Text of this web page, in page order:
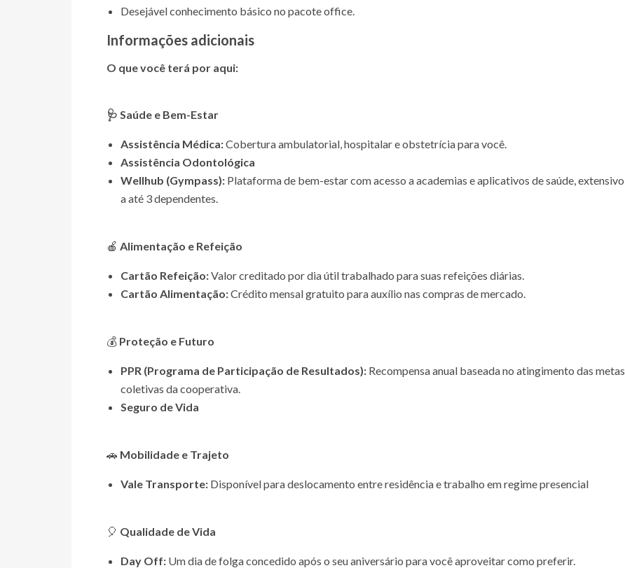
Desejável conhecimento básico no pacote office.
Informações adicionais
O que você terá por aqui:
🩺 Saúde e Bem-Estar
Assistência Médica:Cobertura ambulatorial, hospitalar e obstetrícia para você.
Assistência Odontológica
Wellhub (Gympass): Plataforma de bem-estar com acesso a academias e aplicativos de saúde, extensivo
a até 3 dependentes.
🍎 Alimentação e Refeição
Cartão Refeição:Valor creditado por dia útil trabalhado para suas refeições diárias.
Cartão Alimentação:Crédito mensal gratuito para auxílio nas compras de mercado.
💰 Proteção e Futuro
PPR (Programa de Participação de Resultados): Recompensa anual baseada no atingimento das metas
coletivas da cooperativa.
Seguro de Vida
🚗 Mobilidade e Trajeto
Vale Transporte: Disponível para deslocamento entre residência e trabalho em regime presencial
🎈 Qualidade de Vida
Day Off: Um dia de folga concedido após o seu aniversário para você aproveitar como preferir.